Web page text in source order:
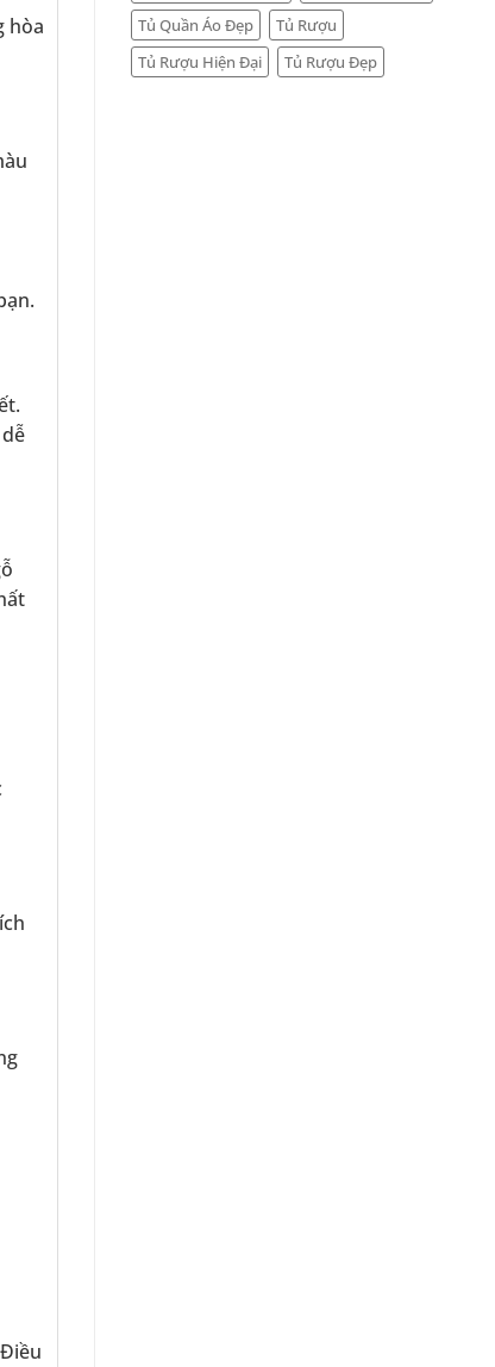
Tủ Quần Áo Đẹp
Tủ Rượu
Tủ Rượu Hiện Đại
Tủ Rượu Đẹp
hòa